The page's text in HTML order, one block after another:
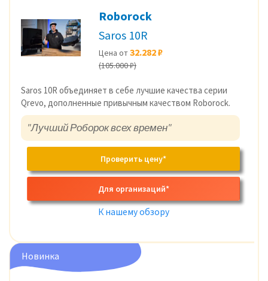
Roborock
Saros 10R
Цена от32.282 ₽
(105.000 ₽)
Saros 10R объединяет в себе лучшие качества серии
Qrevo, дополненные привычным качеством Roborock.
"Лучший Роборок всех времен"
Проверить цену*
Для организаций*
К нашему обзору
Новинка